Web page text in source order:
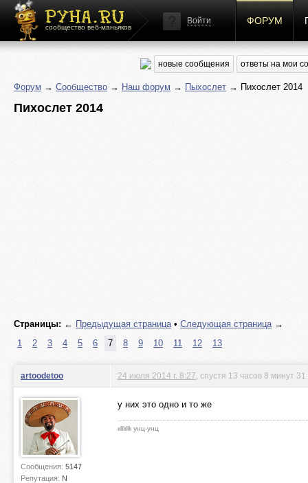
сообщество веб-маньяков
Войти ФОРУМ
новые сообщения ответы на мои
Форум → Сообщество → Наш форум → Пыхослет → Пихослет 2014
Пихослет 2014
Страницы: ← Предыдущая страница• Следующая страница→
1
2 3 4 5 6 7 8 9 10 11 12 13
artoodetoo
Сообщения: 5147
Репутация: N
24 июля 2014 г. 8:27 , спустя 13 часов 8 минут 31
у них это одно и то же
ιιlllιlllι унц-унц